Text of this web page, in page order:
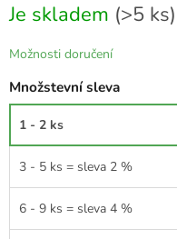
cena:
Je skladem (>5 ks)
Možnosti doručení
Množstevní sleva
1 - 2 ks
3 - 5 ks = sleva 2 %
6 - 9 ks = sleva 4 %